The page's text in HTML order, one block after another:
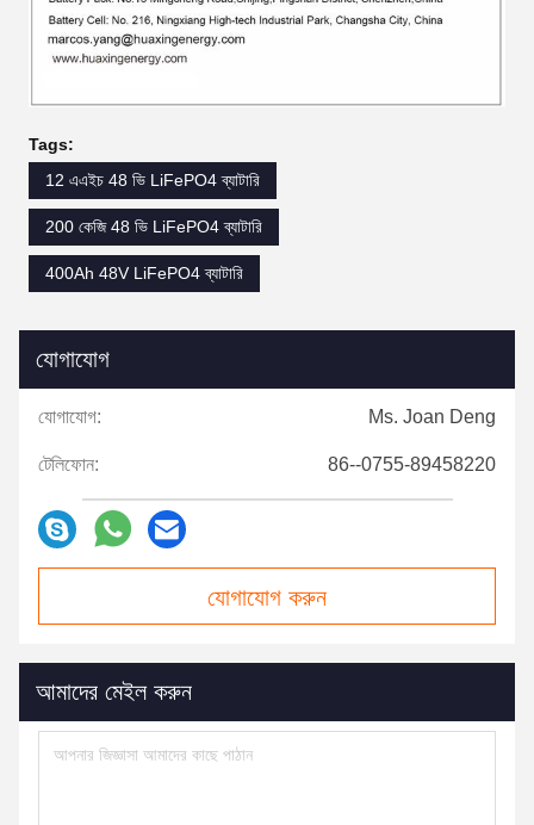
Tags:
12 এএইচ 48 ভি LiFePO4 ব্যাটারি
200 কেজি 48 ভি LiFePO4 ব্যাটারি
400Ah 48V LiFePO4 ব্যাটারি
যোগাযোগ
যোগাযোগ: Ms. Joan Deng
টেলিফোন: 86--0755-89458220
যোগাযোগ করুন
আমাদের মেইল ​​করুন